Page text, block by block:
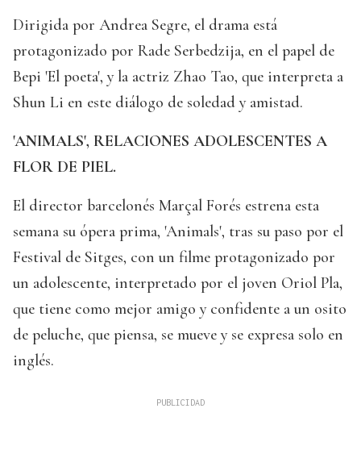
Dirigida por Andrea Segre, el drama está
protagonizado por Rade Serbedzija, en el papel de
Bepi 'El poeta', y la actriz Zhao Tao, que interpreta a
Shun Li en este diálogo de soledad y amistad.
'ANIMALS', RELACIONES ADOLESCENTES A
FLOR DE PIEL.
El director barcelonés Marçal Forés estrena esta
semana su ópera prima, 'Animals', tras su paso por el
Festival de Sitges, con un filme protagonizado por
un adolescente, interpretado por el joven Oriol Pla,
que tiene como mejor amigo y confidente a un osito
de peluche, que piensa, se mueve y se expresa solo en
inglés.